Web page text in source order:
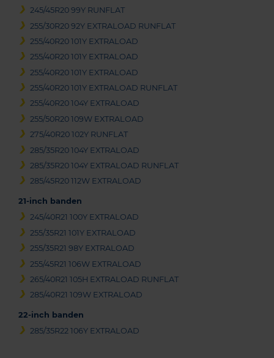
245/45R20 99Y RUNFLAT
255/30R20 92Y EXTRALOAD RUNFLAT
255/40R20 101Y EXTRALOAD
255/40R20 101Y EXTRALOAD
255/40R20 101Y EXTRALOAD
255/40R20 101Y EXTRALOAD RUNFLAT
255/40R20 104Y EXTRALOAD
255/50R20 109W EXTRALOAD
275/40R20 102Y RUNFLAT
285/35R20 104Y EXTRALOAD
285/35R20 104Y EXTRALOAD RUNFLAT
285/45R20 112W EXTRALOAD
21-inch banden
245/40R21 100Y EXTRALOAD
255/35R21 101Y EXTRALOAD
255/35R21 98Y EXTRALOAD
255/45R21 106W EXTRALOAD
265/40R21 105H EXTRALOAD RUNFLAT
285/40R21 109W EXTRALOAD
22-inch banden
285/35R22 106Y EXTRALOAD